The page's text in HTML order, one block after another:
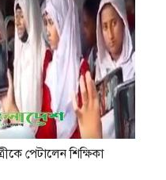
পেটালেন শিক্ষিকা